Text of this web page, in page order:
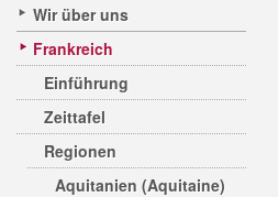
Wir über uns
Frankreich
Einführung
Zeittafel
Regionen
Aquitanien (Aquitaine)